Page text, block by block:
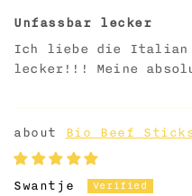
Unfassbar lecker
Ich liebe die Italian
lecker!!! Meine
Bio Beef
Swantje